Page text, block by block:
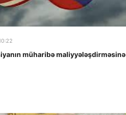
müharibə maliyyələşdirməsinə